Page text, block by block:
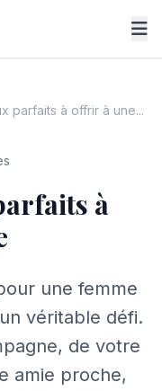
parfaits à offrir à une...
à
une femme
véritable défi.
de votre
amie proche,